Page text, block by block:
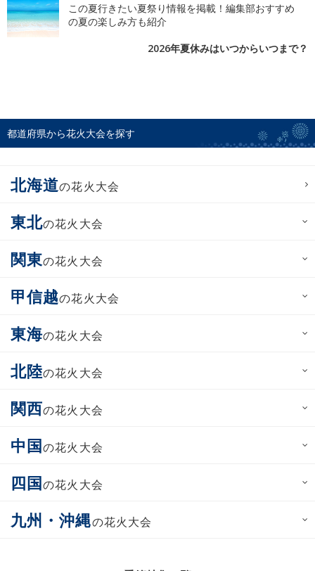
この夏行きたい夏祭り情報を掲載！編集部おすすめ
の夏の楽しみ方も紹介
2026年夏休みはいつからいつまで？
都道府県から花火大会を探す
北海道の花火大会
東北の花火大会
関東の花火大会
甲信越の花火大会
東海の花火大会
北陸の花火大会
関西の花火大会
中国の花火大会
四国の花火大会
九州・沖縄の花火大会